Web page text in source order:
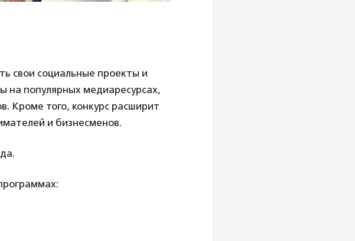
свои социальные проекты и
на популярных медиаресурсах,
Кроме того, конкурс расширит
и бизнесменов.